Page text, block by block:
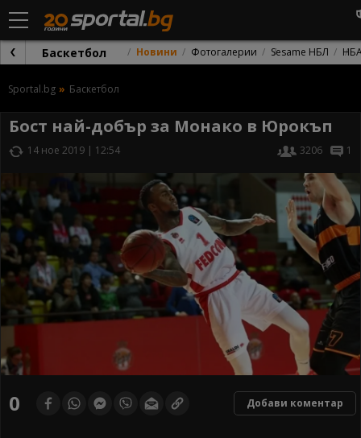
Баскетбол Новини Фотогалерии Sesame НБЛ
Sportal.bg Баскетбол
Бост най-добър за Монако в Юрокъп
14 ное 2019 | 12:54 3206 1
0 Добави коментар